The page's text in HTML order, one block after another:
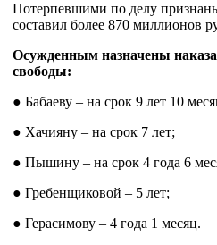
Потерпевшими по делу
составил более 870 миллионов
Осужденным назначены
свободы:
● Бабаеву – на срок 9 лет 10
● Хачияну – на срок 7 лет;
● Пышину – на срок 4 года 6
● Гребенщиковой – 5 лет;
● Герасимову – 4 года 1 месяц.